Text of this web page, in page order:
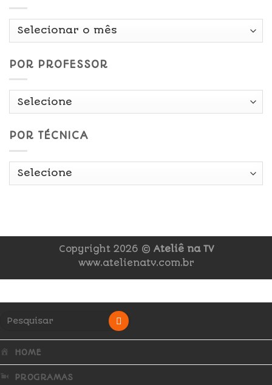
Por
POR PROFESSOR
POR TÉCNICA
Copyright 2026 © Ateliê na TV
www.atelienatv.com.br
HOME
PROGRAMAS